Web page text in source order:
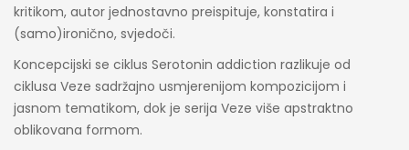
kritikom, autor jednostavno preispituje, konstatira i
(samo)ironično, svjedoči.
Koncepcijski se ciklus Serotonin addiction razlikuje od
ciklusa Veze sadržajno usmjerenijom kompozicijom i
jasnom tematikom, dok je serija Veze više apstraktno
oblikovana formom.